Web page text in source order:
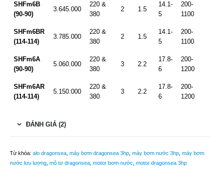
SHFm6B
(90-90)
3.645.000
220 &
380
2 1.5
14.1-
5
200-
1100
SHFm6BR
(114-114)
3.785.000
220 &
380
2 1.5
14.1-
5
200-
1100
SHFm6A
(90-90)
5.060.000
220 &
380
3 2.2
17.8-
6
200-
1200
SHFm6AR
(114-114)
5.150.000
220 &
380
3 2.2
17.8-
6
200-
1200
ĐÁNH GIÁ (2)
Từ khóa: alo dragonsea máy bơm dragonsea 3hp máy bơm nước 3hp máy bơm
nước lưu lượng mô tơ dragonsea motor bơm nước motor dragonsea 3hp